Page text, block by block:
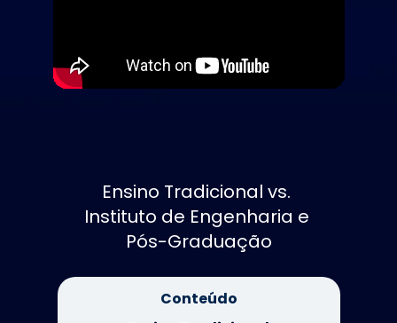
Ensino Tradicional vs.
Instituto de Engenharia e
Pós-Graduação
Conteúdo